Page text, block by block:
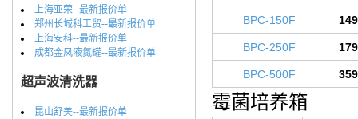
上海亚荣--最新报价单
郑州长城科工贸--最新报价单
上海安科--最新报价单
成都金凤液氮罐--最新报价单
超声波清洗器
昆山舒美--最新报价单
BPC-150F
BPC-250F
BPC-500F
霉菌培养箱